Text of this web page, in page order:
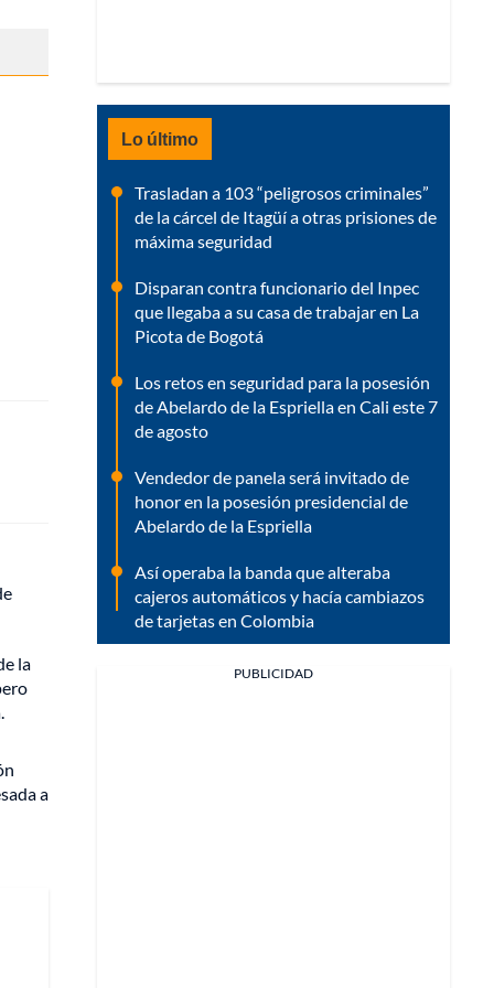
la
a
Lo último
Trasladan a 103 “peligrosos criminales”
de la cárcel de Itagüí a otras prisiones de
máxima seguridad
Disparan contra funcionario del Inpec
que llegaba a su casa de trabajar en La
Picota de Bogotá
Los retos en seguridad para la posesión
de Abelardo de la Espriella en Cali este 7
de agosto
Vendedor de panela será invitado de
honor en la posesión presidencial de
Abelardo de la Espriella
Así operaba la banda que alteraba
cajeros automáticos y hacía cambiazos
de tarjetas en Colombia
PUBLICIDAD